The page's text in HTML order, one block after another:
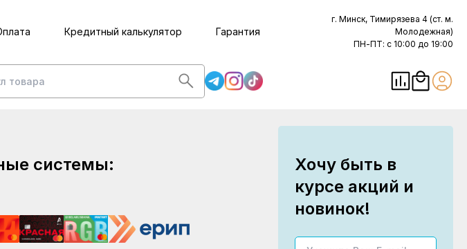
Кредитный калькулятор Гарантия
г. Минск, Тимирязева 4 (ст. м.
Молодежная)
ПН-ПТ: с 10:00 до 19:00
системы:
Хочу быть в
курсе акций и
новинок!